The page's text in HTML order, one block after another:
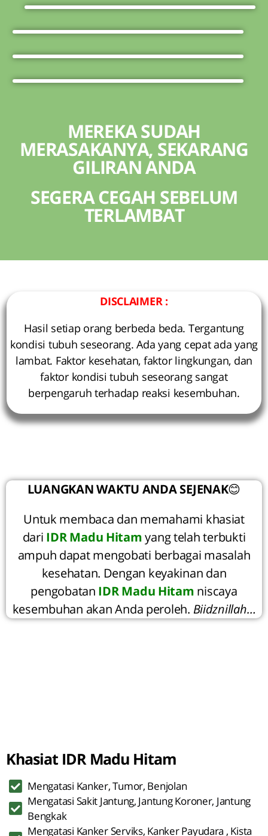
MEREKA SUDAH
MERASAKANYA, SEKARANG
GILIRAN ANDA
SEGERA CEGAH SEBELUM
TERLAMBAT
DISCLAIMER :
Hasil setiap orang berbeda beda. Tergantung
kondisi tubuh seseorang. Ada yang cepat ada yang
lambat. Faktor kesehatan, faktor lingkungan, dan
faktor kondisi tubuh seseorang sangat
berpengaruh terhadap reaksi kesembuhan.
LUANGKAN WAKTU ANDA SEJENAK😊
Untuk membaca dan memahami khasiat
dari IDR Madu Hitamyang telah terbukti
ampuh dapat mengobati berbagai masalah
kesehatan. Dengan keyakinan dan
pengobatan IDR Madu Hitam niscaya
kesembuhan akan Anda peroleh. Biidznillah…
Khasiat IDR Madu Hitam
Mengatasi Kanker, Tumor, Benjolan
Mengatasi Sakit Jantung, Jantung Koroner, Jantung
Bengkak
Mengatasi Kanker Serviks, Kanker Payudara , Kista